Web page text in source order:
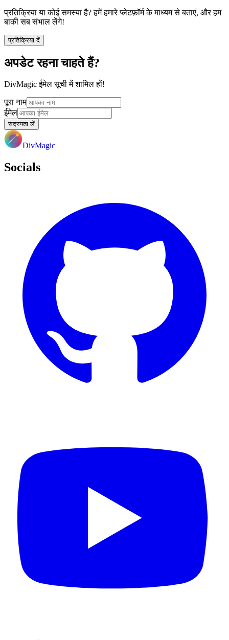
प्रतिक्रिया या कोई समस्या है? हमें हमारे प्लेटफ़ॉर्म के माध्यम से बताएं, और हम
बाकी सब संभाल लेंगे!
प्रतिक्रिया दें
अपडेट रहना चाहते हैं?
DivMagic ईमेल सूची में शामिल हों!
पूरा नाम
ईमेल
सदस्यता लें
DivMagic
Socials